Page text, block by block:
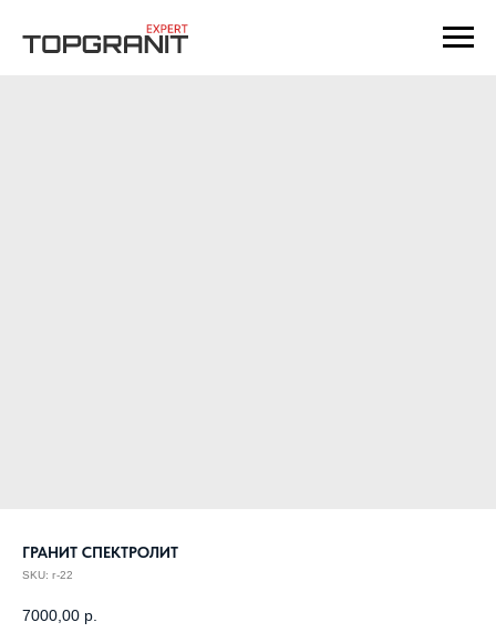
ГРАНИТ СПЕКТРОЛИТ
SKU: г-22
7000,00 р.